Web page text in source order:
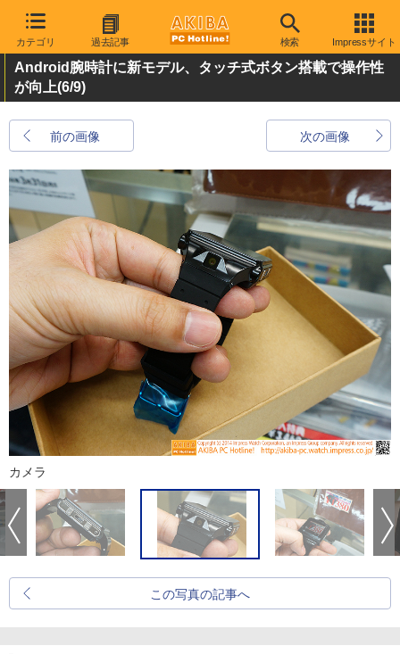
カテゴリ 過去記事 検索 Impressサイト
Android腕時計に新モデル、タッチ式ボタン搭載で操作性
が向上(6/9)
前の画像 次の画像
カメラ
この写真の記事へ